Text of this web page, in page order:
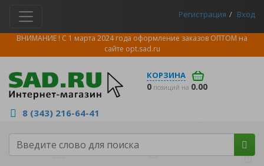
Регистрация Вход
ВНИМАНИЕ ! С 1 марта 2024 года оформление заказов ОПТОМ на
сайте opt.sad.ru
КОРЗИНА
0 позиций на 0.00
8 (343) 216-64-41